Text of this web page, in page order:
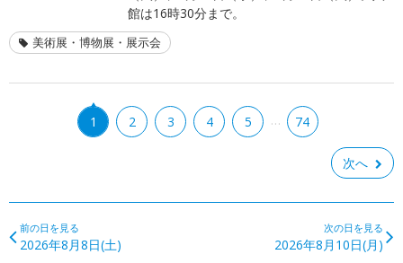
館は16時30分まで。
美術展・博物展・展示会
1 2 3 4 5 … 74
次へ
前の日を見る
2026年8月8日(土)
次の日を見る
2026年8月10日(月)